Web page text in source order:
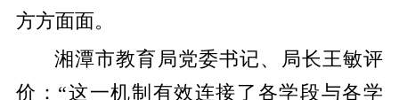
方方面面。
湘潭市教育局党委书记、局长王敏评
价：“这一机制有效连接了各学段与各学